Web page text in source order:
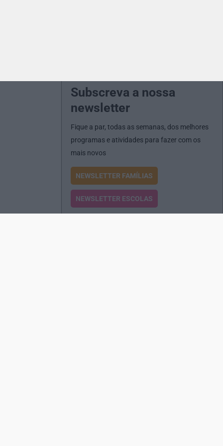
Subscreva a nossa
newsletter
Fique a par, todas as semanas, dos melhores
programas e atividades para fazer com os
mais novos
NEWSLETTER FAMÍLIAS
NEWSLETTER ESCOLAS